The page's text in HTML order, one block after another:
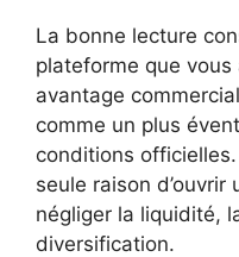
La bonne lecture
plateforme que
avantage
comme un plus
conditions
seule raison
négliger la liquidité,
diversification.